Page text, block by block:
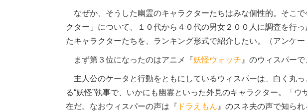
なぜか、そうした幽霊のキャラクターたちはみな個性的。そこ
クター」について、１０代から４０代の男女２００人に調査を行
たキャラクターたちを、ランキング形式で紹介したい。（アンケー
まず第３位になったのはアニメ『妖怪ウォッチ 』のウィスパー
主人公のケータと行動をともにしているウィスパーは、白く丸
る“妖怪”執事で、いかにも幽霊といった外見のキャラクター。「
在だ。なおウィスパーの声は『 ドラえもん 』のスネ夫の声で知ら